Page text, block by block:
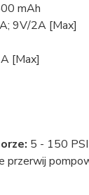
mAh
9V/2A [Max]
[Max]
5 - 150
przerwij